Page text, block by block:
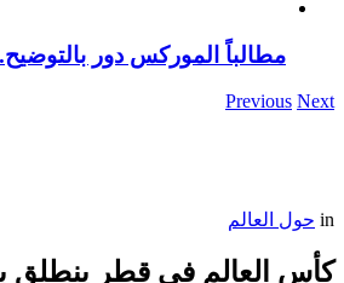
مطالباً الموركس دور
Previous Next
in حول العالم
كأس العالم في قطر